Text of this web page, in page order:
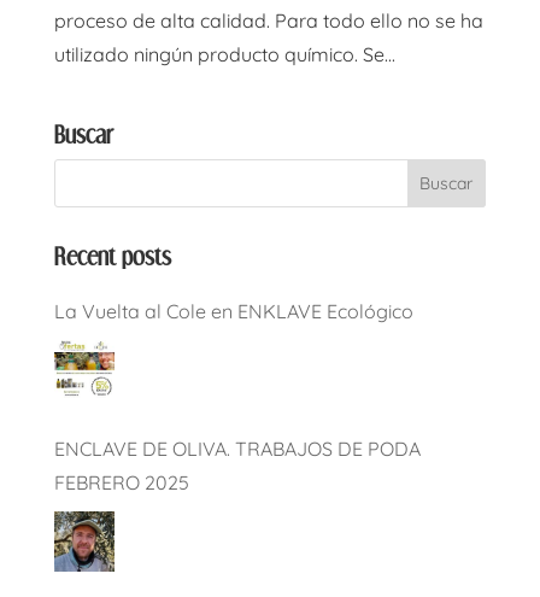
proceso de alta calidad. Para todo ello no se ha
utilizado ningún producto químico. Se...
Buscar
Recent posts
La Vuelta al Cole en ENKLAVE Ecológico
ENCLAVE DE OLIVA. TRABAJOS DE PODA
FEBRERO 2025